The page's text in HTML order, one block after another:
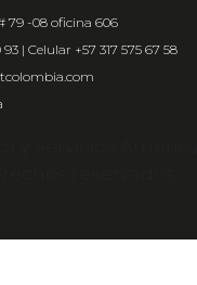
79 -08 oficina 606
| Celular +57 317 575 67 58